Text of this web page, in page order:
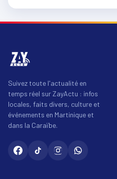
Suivez toute l'actualité en
temps réel sur ZayActu : infos
locales, faits divers, culture et
événements en Martinique et
dans la Caraïbe.